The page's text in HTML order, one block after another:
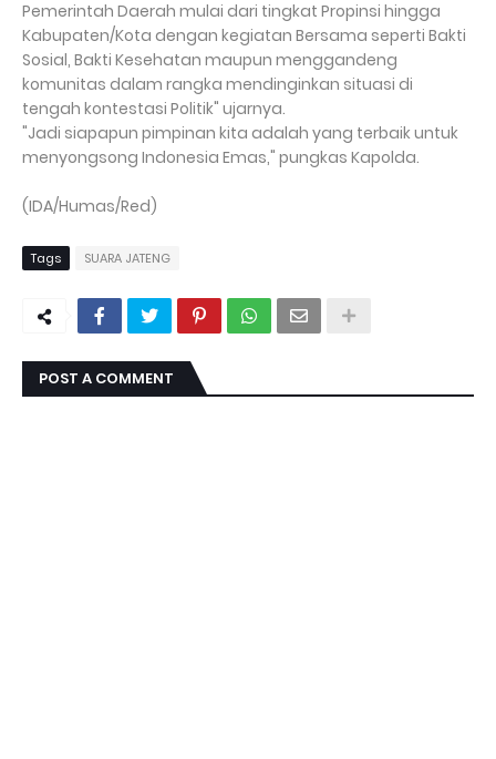
Pemerintah Daerah mulai dari tingkat Propinsi hingga
Kabupaten/Kota dengan kegiatan Bersama seperti Bakti
Sosial, Bakti Kesehatan maupun menggandeng
komunitas dalam rangka mendinginkan situasi di
tengah kontestasi Politik" ujarnya.
"Jadi siapapun pimpinan kita adalah yang terbaik untuk
menyongsong Indonesia Emas," pungkas Kapolda.
(IDA/Humas/Red)
Tags SUARA JATENG
POST A COMMENT